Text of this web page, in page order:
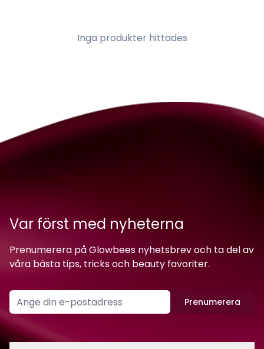
Inga produkter hittades
Var först med nyheterna
Prenumerera på Glowbees nyhetsbrev och ta del av
våra bästa tips, tricks och beauty favoriter.
Prenumerera